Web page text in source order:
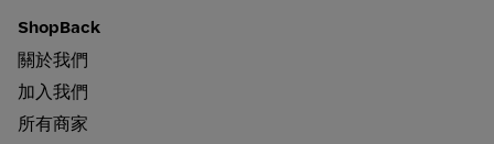
ShopBack
關於我們
加入我們
所有商家